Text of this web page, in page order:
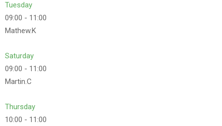
Tuesday
09:00 - 11:00
Mathew.K
Saturday
09:00 - 11:00
Martin.C
Thursday
10:00 - 11:00